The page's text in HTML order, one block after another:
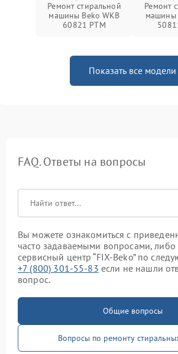
Ремонт стиральной
машины Beko WKB
60821 PTМ
Ремонт
машины
Показать все модели
FAQ. Ответы на вопросы
Вы можете ознакомиться с
часто задаваемыми вопросами, либо
сервисный центр “FIX-Beko” по
+7 (800) 301-55-83 если не нашли
вопрос.
Общие вопросы
Вопросы по ремонту